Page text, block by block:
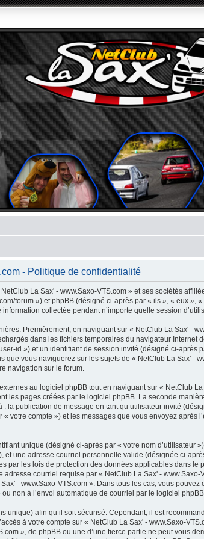
- Politique de confidentialité
La Sax' - www.Saxo-VTS.com » et ses sociétés
forum ») et phpBB (désigné ci-après par « ils », « eux
collectée pendant n’importe quelle session
Premièrement, en naviguant sur « NetClub La Sax' -
dans les fichiers temporaires du navigateur Internet
id ») et un identifiant de session invité (désigné ci-après
que vous naviguerez sur les sujets de « NetClub La Sax' -
navigation sur le forum.
au logiciel phpBB tout en naviguant sur « NetClub
les pages créées par le logiciel phpBB. La seconde
: la publication de message en tant qu’utilisateur invité
votre compte ») et les messages que vous envoyez après
unique (désigné ci-après par « votre nom d’utilisateur
et une adresse courriel personnelle valide (désignée ci-
par les lois de protection des données applicables dans
adresse courriel requise par « NetClub La Sax' -
- www.Saxo-VTS.com ». Dans tous les cas, vous
non à l’envoi automatique de courriel par le logiciel
unique) afin qu’il soit sécurisé. Cependant, il est
à votre compte sur « NetClub La Sax' - www.Saxo-
», de phpBB ou une d’une tierce partie ne peut vous